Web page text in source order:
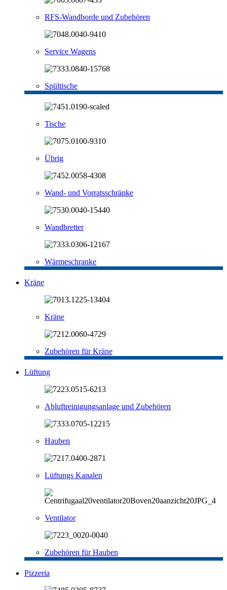
RFS-Wandborde und Zubehören
Service Wagens
Spültische
Tische
Übrig
Wand- und Vorratsschränke
Wandbretter
Wärmeschranke
Kräne
Kräne
Zubehören für Kräne
Lüftung
Abluftreinigungsanlage und Zubehören
Hauben
Lüftungs Kanalen
Ventilator
Zubehören für Hauben
Pizzeria